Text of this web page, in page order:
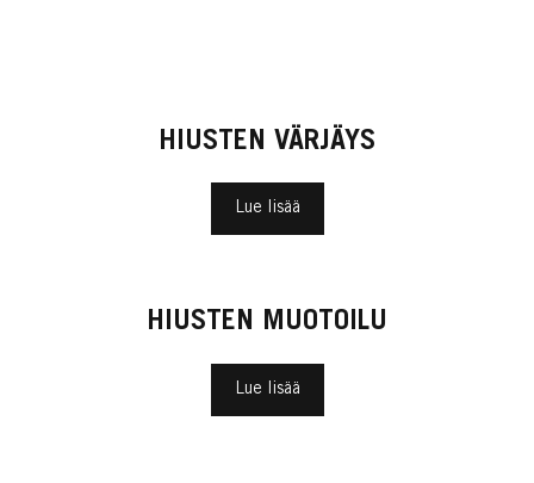
HIUSTEN VÄRJÄYS
Lue lisää
HIUSTEN MUOTOILU
Lue lisää